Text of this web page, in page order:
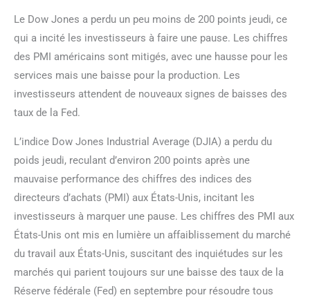
Le Dow Jones a perdu un peu moins de 200 points jeudi, ce
qui a incité les investisseurs à faire une pause. Les chiffres
des PMI américains sont mitigés, avec une hausse pour les
services mais une baisse pour la production. Les
investisseurs attendent de nouveaux signes de baisses des
taux de la Fed.
L’indice Dow Jones Industrial Average (DJIA) a perdu du
poids jeudi, reculant d’environ 200 points après une
mauvaise performance des chiffres des indices des
directeurs d’achats (PMI) aux États-Unis, incitant les
investisseurs à marquer une pause. Les chiffres des PMI aux
États-Unis ont mis en lumière un affaiblissement du marché
du travail aux États-Unis, suscitant des inquiétudes sur les
marchés qui parient toujours sur une baisse des taux de la
Réserve fédérale (Fed) en septembre pour résoudre tous